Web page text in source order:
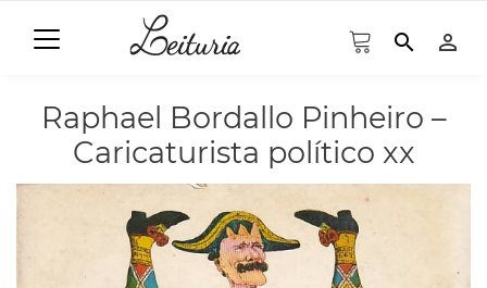
search person_outline
Raphael Bordallo Pinheiro –
Caricaturista político xx